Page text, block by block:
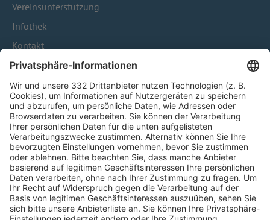
Vereinsunterstützung
Infothek
Kontakt
HÄUFIG BESUCHTE SEITEN
Pässe und Vereinswechsel
Trainerausbildung
Schulungsangebot Vereinsmitarbeiter
BFV-Geschäftsstellen
Trainerbörse
Login SpielPlus